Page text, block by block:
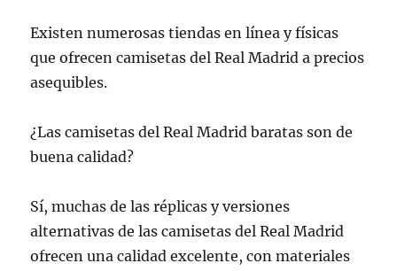
Existen numerosas tiendas en línea y físicas
que ofrecen camisetas del Real Madrid a precios
asequibles.
¿Las camisetas del Real Madrid baratas son de
buena calidad?
Sí, muchas de las réplicas y versiones
alternativas de las camisetas del Real Madrid
ofrecen una calidad excelente, con materiales